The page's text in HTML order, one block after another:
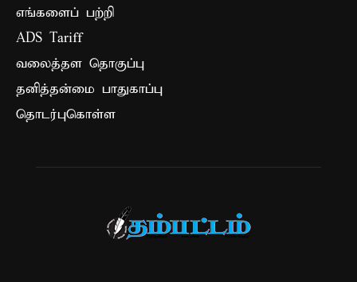
எங்களைப் பற்றி
ADS Tariff
வலைத்தள தொகுப்பு
தனித்தன்மை பாதுகாப்பு
தொடர்புகொள்ள